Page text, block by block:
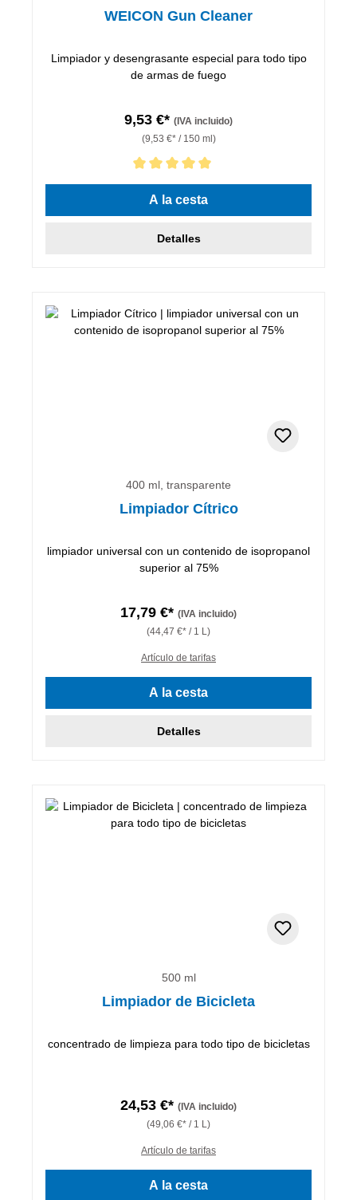
WEICON Gun Cleaner
Limpiador y desengrasante especial para todo tipo
de armas de fuego
9,53 €* (IVA incluido)
(9,53 €* / 150 ml)
Calificación promedio de 5 de 5 estrellas
A la cesta
Detalles
400 ml, transparente
Limpiador Cítrico
limpiador universal con un contenido de isopropanol
superior al 75%
17,79 €* (IVA incluido)
(44,47 €* / 1 L)
Artículo de tarifas
A la cesta
Detalles
500 ml
Limpiador de Bicicleta
concentrado de limpieza para todo tipo de bicicletas
24,53 €* (IVA incluido)
(49,06 €* / 1 L)
Artículo de tarifas
A la cesta